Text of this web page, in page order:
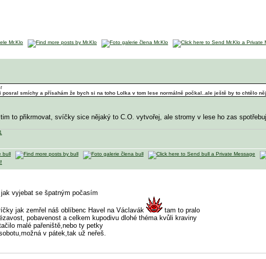
smíchy a přísahám že bych si na toho Lolka v tom lese normálně počkal.. ale ještě by to chtělo
to přikrmovat, svíčky sice nějaký to C.O. vytvořej, ale stromy v lese ho zas
vyjebat se špatným počasím
jak zemřel náš oblíbenc Havel na Václavák
tam to pralo
pobavenost a celkem kupodivu dlohé théma kvůli kraviny
malé pařeniště,nebo ty petky
v pátek,tak už neřeš.